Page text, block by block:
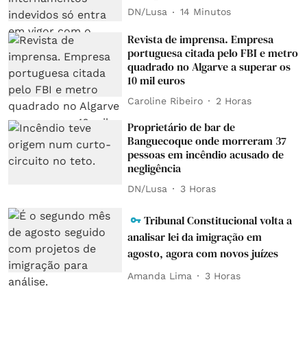
DN/Lusa 14 Minutos
Revista de imprensa. Empresa
portuguesa citada pelo FBI e metro
quadrado no Algarve a superar os
10 mil euros
Caroline Ribeiro 2 Horas
Proprietário de bar de
Banguecoque onde morreram 37
pessoas em incêndio acusado de
negligência
DN/Lusa 3 Horas
Tribunal Constitucional volta a
analisar lei da imigração em
agosto, agora com novos juízes
Amanda Lima 3 Horas